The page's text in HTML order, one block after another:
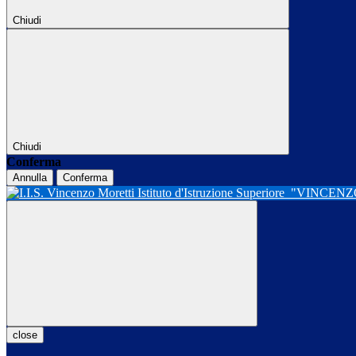
Chiudi
Chiudi
Conferma
Annulla Conferma
Istituto d'Istruzione Superiore
close